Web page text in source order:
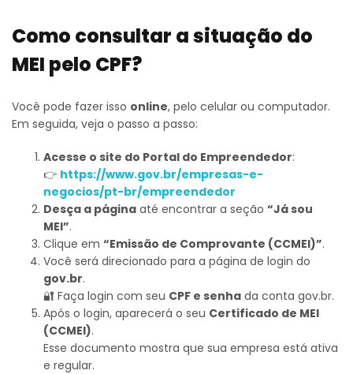
Como consultar a situação do
MEI pelo CPF?
Você pode fazer isso online, pelo celular ou computador.
Em seguida, veja o passo a passo:
Acesse o site do Portal do Empreendedor:
👉 https://www.gov.br/empresas-e-
negocios/pt-br/empreendedor
Desça a página até encontrar a seção “Já sou
MEI”.
Clique em “Emissão de Comprovante (CCMEI)”.
Você será direcionado para a página de login do
gov.br.
🔐 Faça login com seu CPF e senha da conta gov.br.
Após o login, aparecerá o seu Certificado de MEI
(CCMEI).
Esse documento mostra que sua empresa está ativa
e regular.